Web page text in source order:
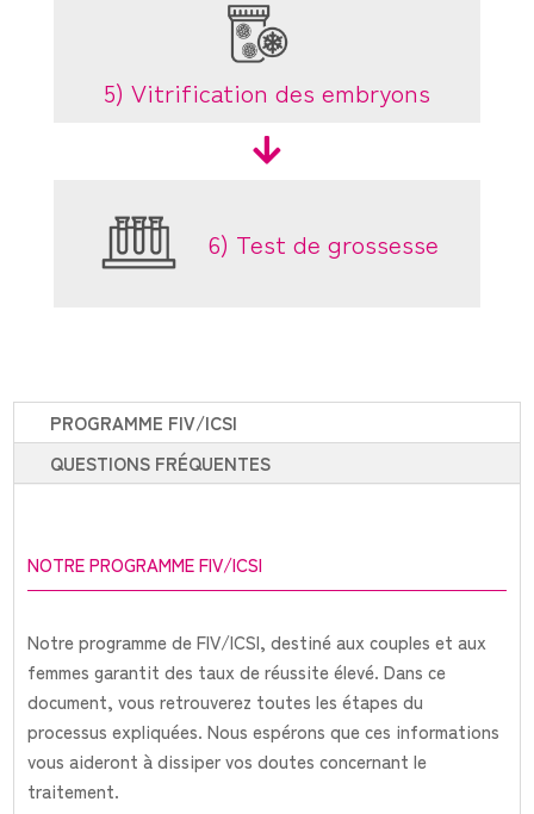
5) Vitrification des embryons

6) Test de grossesse
PROGRAMME FIV/ICSI
QUESTIONS FRÉQUENTES
NOTRE PROGRAMME FIV/ICSI
Notre programme de FIV/ICSI, destiné aux couples et aux
femmes garantit des taux de réussite élevé. Dans ce
document, vous retrouverez toutes les étapes du
processus expliquées. Nous espérons que ces informations
vous aideront à dissiper vos doutes concernant le
traitement.